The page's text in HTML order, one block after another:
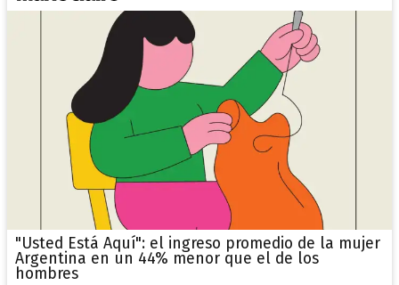
"Usted Está Aquí": el ingreso promedio de la mujer
Argentina en un 44% menor que el de los
hombres